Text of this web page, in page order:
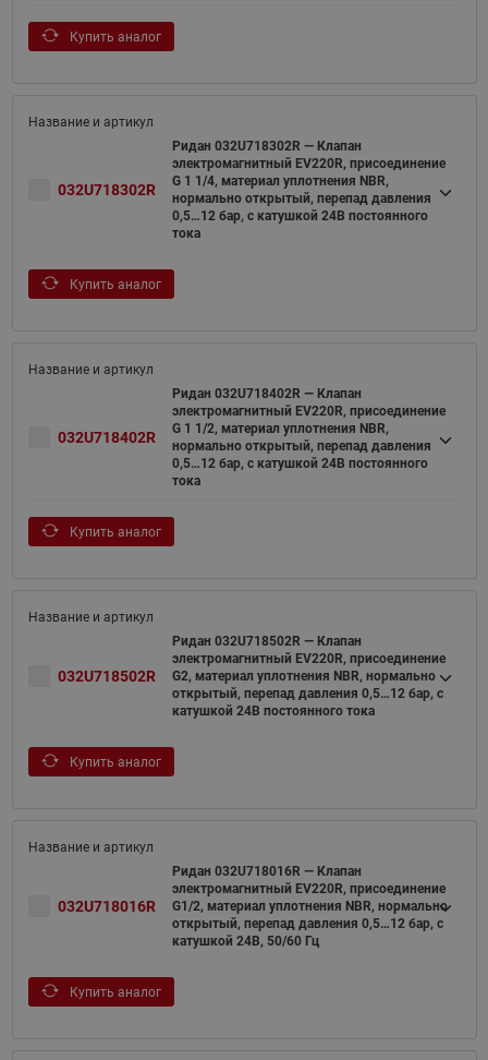
Купить аналог
032U718302R
Ридан 032U718302R — Клапан
электромагнитный EV220R, присоединение
G 1 1/4, материал уплотнения NBR,
нормально открытый, перепад давления
0,5…12 бар, с катушкой 24В постоянного
тока
Купить аналог
032U718402R
Ридан 032U718402R — Клапан
электромагнитный EV220R, присоединение
G 1 1/2, материал уплотнения NBR,
нормально открытый, перепад давления
0,5…12 бар, с катушкой 24В постоянного
тока
Купить аналог
032U718502R
Ридан 032U718502R — Клапан
электромагнитный EV220R, присоединение
G2, материал уплотнения NBR, нормально
открытый, перепад давления 0,5…12 бар, с
катушкой 24В постоянного тока
Купить аналог
032U718016R
Ридан 032U718016R — Клапан
электромагнитный EV220R, присоединение
G1/2, материал уплотнения NBR, нормально
открытый, перепад давления 0,5…12 бар, с
катушкой 24В, 50/60 Гц
Купить аналог